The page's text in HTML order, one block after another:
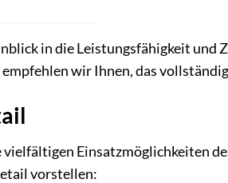
in die Leistungsfähigkeit
wir Ihnen, das
vielfältigen Einsatzmöglichkeiten
vorstellen: